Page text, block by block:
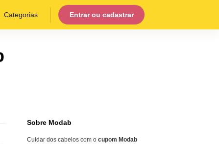
Categorias Entrar ou cadastrar
Sobre Modab
Cuidar dos cabelos com o cupom Modab